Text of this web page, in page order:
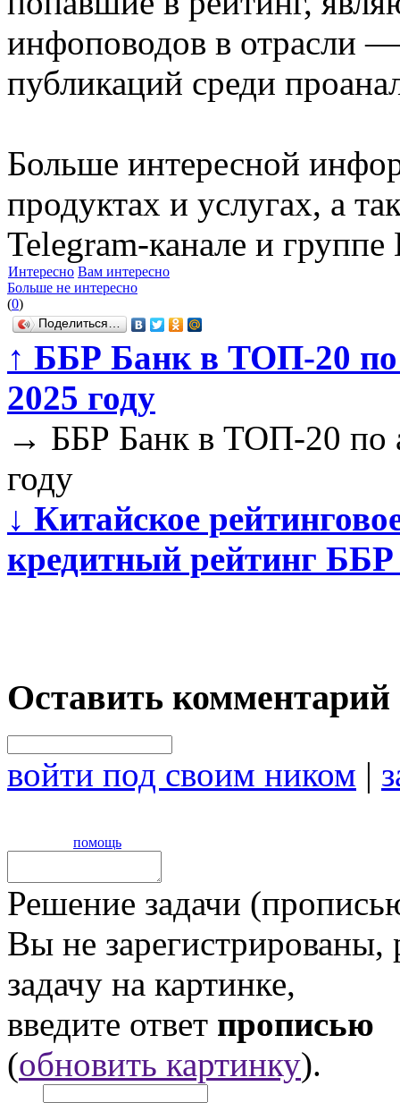
инфоповодов в отрасли
публикаций среди
Больше интересной
продуктах и услугах, а
Telegram-канале и группе
Интересно Вам интересно
Больше не интересно
(0)
Поделиться…
↑ ББР Банк в ТОП-20 по
2025 году
→ ББР Банк в ТОП-20 по
году
↓ Китайское
кредитный рейтинг
Оставить комментарий
войти под своим ником |
помощь
Решение задачи
Вы не
задачу на картинке,
введите ответ прописью
(обновить картинку).